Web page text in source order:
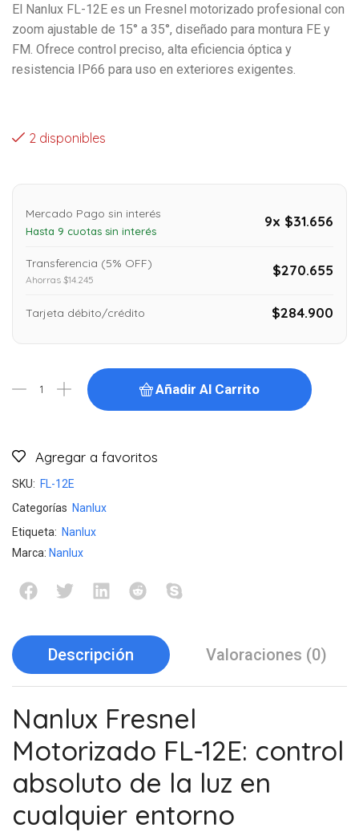
El Nanlux FL-12E es un Fresnel motorizado profesional con
zoom ajustable de 15° a 35°, diseñado para montura FE y
FM. Ofrece control preciso, alta eficiencia óptica y
resistencia IP66 para uso en exteriores exigentes.
2 disponibles
Mercado Pago sin interés
Hasta 9 cuotas sin interés
9x $31.656
Transferencia (5% OFF)
Ahorras $14.245
$270.655
Tarjeta débito/crédito $284.900
Añadir Al Carrito
Agregar a favoritos
SKU: FL-12E
Categorías Nanlux
Etiqueta: Nanlux
Marca: Nanlux
Descripción Valoraciones (0)
Nanlux Fresnel
Motorizado FL-12E: control
absoluto de la luz en
cualquier entorno